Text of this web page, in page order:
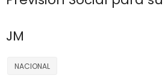
JM
NACIONAL